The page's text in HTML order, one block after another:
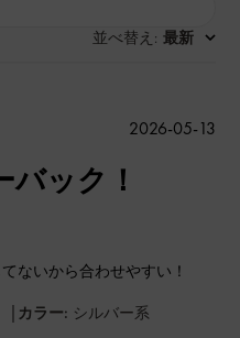
並べ替え : 最新
ック！
ないから合わせやすい！
| カラー: シルバー系
公
2026-05-13